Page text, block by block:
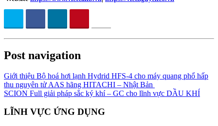
Post navigation
Giới thiệu Bộ hoá hơi lạnh Hydrid HFS-4 cho máy quang phổ hấp
thu nguyên tử AAS hãng HITACHI – Nhật Bản
SCION Full giải pháp sắc ký khí – GC cho lĩnh vực DẦU KHÍ
LĨNH VỰC ỨNG DỤNG